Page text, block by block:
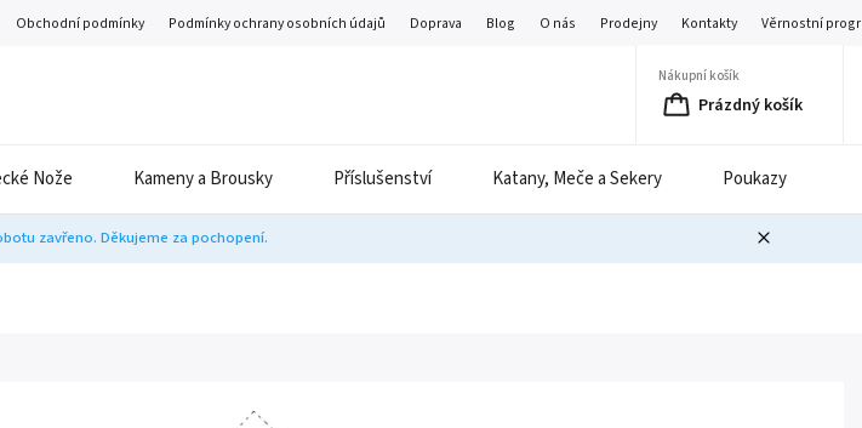
Obchodní podmínky Podmínky ochrany osobních údajů Doprava Blog O nás Prodejny Kontakty Věrnostní
Nákupní košík
Prázdný košík
Nože Kameny a Brousky Příslušenství Katany, Meče a Sekery Poukazy
zavřeno. Děkujeme za pochopení.